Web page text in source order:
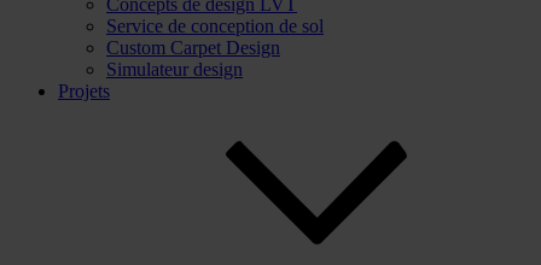
Concepts de design LVT
Service de conception de sol
Custom Carpet Design
Simulateur design
Projets